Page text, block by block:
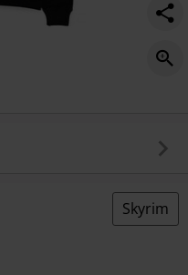
Skyrim